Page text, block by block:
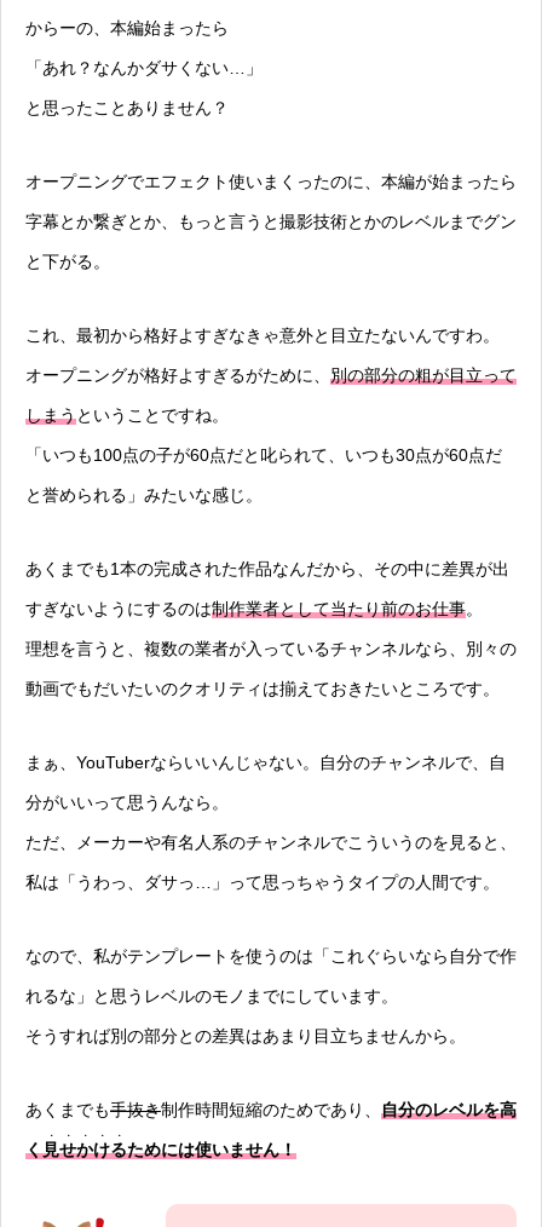
からーの、本編始まったら
「あれ？なんかダサくない…」
と思ったことありません？
オープニングでエフェクト使いまくったのに、本編が始まったら
字幕とか繋ぎとか、もっと言うと撮影技術とかのレベルまでグン
と下がる。
これ、最初から格好よすぎなきゃ意外と目立たないんですわ。
オープニングが格好よすぎるがために、 別の部分の粗が目立って
しまうということですね。
「いつも100点の子が60点だと叱られて、いつも30点が60点だ
と誉められる」みたいな感じ。
あくまでも1本の完成された作品なんだから、その中に差異が出
すぎないようにするのは制作業者として当たり前のお仕事。
理想を言うと、複数の業者が入っているチャンネルなら、別々の
動画でもだいたいのクオリティは揃えておきたいところです。
まぁ、YouTuberならいいんじゃない。自分のチャンネルで、自
分がいいって思うんなら。
ただ、メーカーや有名人系のチャンネルでこういうのを見ると、
私は「うわっ、ダサっ…」って思っちゃうタイプの人間です。
なので、私がテンプレートを使うのは「これぐらいなら自分で作
れるな」と思うレベルのモノまでにしています。
そうすれば別の部分との差異はあまり目立ちませんから。
あくまでも手抜き制作時間短縮のためであり、 自分のレベルを高
く見せかける
・・・・・
ためには使いません！